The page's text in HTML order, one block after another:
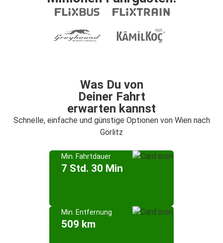
Was Du von
Deiner Fahrt
erwarten kannst
Schnelle, einfache und günstige Optionen von Wien nach
Görlitz
Min. Fahrtdauer
7 Std. 30 Min
Min. Entfernung
509 km